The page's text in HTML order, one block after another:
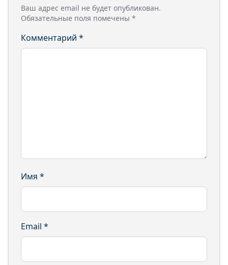
Ваш адрес email не будет опубликован.
Обязательные поля помечены *
Комментарий *
Имя *
Email *